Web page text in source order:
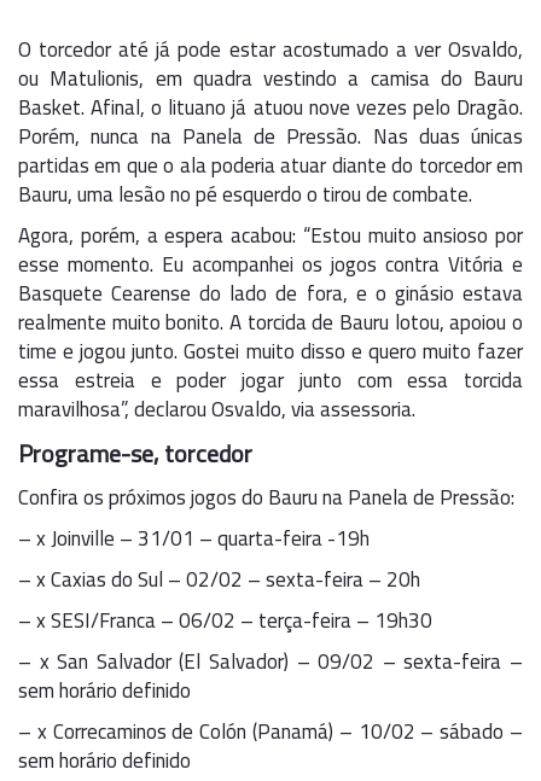
O torcedor até já pode estar acostumado a ver Osvaldo,
ou Matulionis, em quadra vestindo a camisa do Bauru
Basket. Afinal, o lituano já atuou nove vezes pelo Dragão.
Porém, nunca na Panela de Pressão. Nas duas únicas
partidas em que o ala poderia atuar diante do torcedor em
Bauru, uma lesão no pé esquerdo o tirou de combate.
Agora, porém, a espera acabou: “Estou muito ansioso por
esse momento. Eu acompanhei os jogos contra Vitória e
Basquete Cearense do lado de fora, e o ginásio estava
realmente muito bonito. A torcida de Bauru lotou, apoiou o
time e jogou junto. Gostei muito disso e quero muito fazer
essa estreia e poder jogar junto com essa torcida
maravilhosa”, declarou Osvaldo, via assessoria.
Programe-se, torcedor
Confira os próximos jogos do Bauru na Panela de Pressão:
– x Joinville – 31/01 – quarta-feira -19h
– x Caxias do Sul – 02/02 – sexta-feira – 20h
– x SESI/Franca – 06/02 – terça-feira – 19h30
– x San Salvador (El Salvador) – 09/02 – sexta-feira –
sem horário definido
– x Correcaminos de Colón (Panamá) – 10/02 – sábado –
sem horário definido